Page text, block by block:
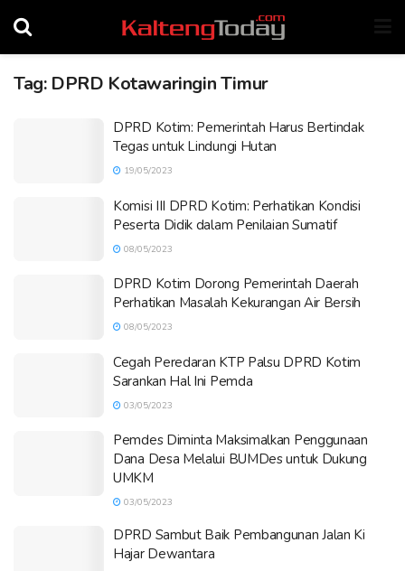
Tag: DPRD Kotawaringin Timur
DPRD Kotim: Pemerintah Harus Bertindak
Tegas untuk Lindungi Hutan
19/05/2023
Komisi III DPRD Kotim: Perhatikan Kondisi
Peserta Didik dalam Penilaian Sumatif
08/05/2023
DPRD Kotim Dorong Pemerintah Daerah
Perhatikan Masalah Kekurangan Air Bersih
08/05/2023
Cegah Peredaran KTP Palsu DPRD Kotim
Sarankan Hal Ini Pemda
03/05/2023
Pemdes Diminta Maksimalkan Penggunaan
Dana Desa Melalui BUMDes untuk Dukung
UMKM
03/05/2023
DPRD Sambut Baik Pembangunan Jalan Ki
Hajar Dewantara